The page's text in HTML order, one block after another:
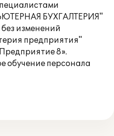
БУХГАЛТЕРИЯ"
изменений
предприятия"
8».
обучение персонала